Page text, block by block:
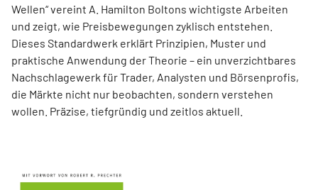
Wellen“ vereint A. Hamilton Boltons wichtigste Arbeiten
und zeigt, wie Preisbewegungen zyklisch entstehen.
Dieses Standardwerk erklärt Prinzipien, Muster und
praktische Anwendung der Theorie – ein unverzichtbares
Nachschlagewerk für Trader, Analysten und Börsenprofis,
die Märkte nicht nur beobachten, sondern verstehen
wollen. Präzise, tiefgründig und zeitlos aktuell.